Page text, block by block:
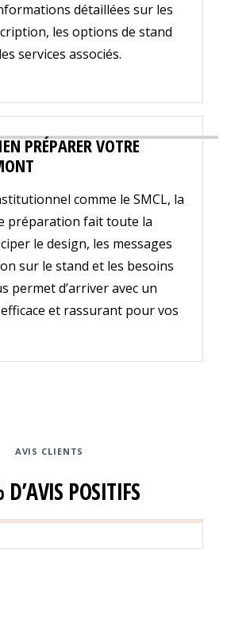
détaillées sur les
les options de stand
services associés.
PRÉPARER VOTRE
comme le SMCL, la
préparation fait toute la
le design, les messages
sur le stand et les besoins
permet d’arriver avec un
et rassurant pour vos
AVIS CLIENTS
POSITIFS